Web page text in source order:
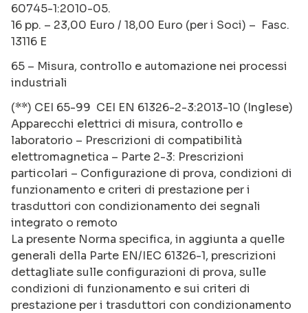
60745-1:2010-05.
16 pp. – 23,00 Euro / 18,00 Euro (per i Soci) – Fasc.
13116 E
65 – Misura, controllo e automazione nei processi
industriali
(**) CEI 65-99 CEI EN 61326-2-3:2013-10 (Inglese)
Apparecchi elettrici di misura, controllo e
laboratorio – Prescrizioni di compatibilità
elettromagnetica – Parte 2-3: Prescrizioni
particolari – Configurazione di prova, condizioni di
funzionamento e criteri di prestazione per i
trasduttori con condizionamento dei segnali
integrato o remoto
La presente Norma specifica, in aggiunta a quelle
generali della Parte EN/IEC 61326-1, prescrizioni
dettagliate sulle configurazioni di prova, sulle
condizioni di funzionamento e sui criteri di
prestazione per i trasduttori con condizionamento